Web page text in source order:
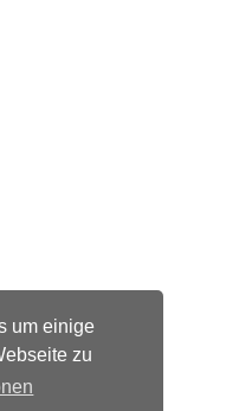
um einige
zu